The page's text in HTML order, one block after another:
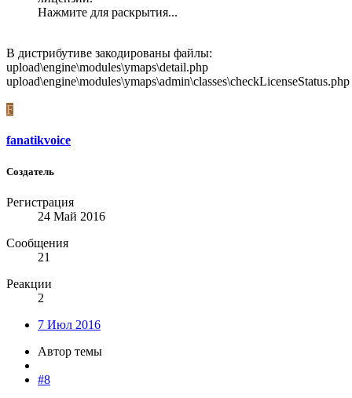
Нажмите для раскрытия...
В дистрибутиве закодированы файлы:
upload\engine\modules\ymaps\detail.php
upload\engine\modules\ymaps\admin\classes\checkLicenseStatus.php
F
fanatikvoice
Создатель
Регистрация
24 Май 2016
Сообщения
21
Реакции
2
7 Июл 2016
Автор темы
#8